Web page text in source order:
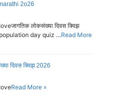
2o26
लोकसंख्या दिवस क्विझ
day quiz …Read More
दिवस क्विझ 2026
Read More »